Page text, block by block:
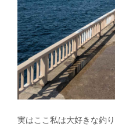
実はここ私は大好きな釣